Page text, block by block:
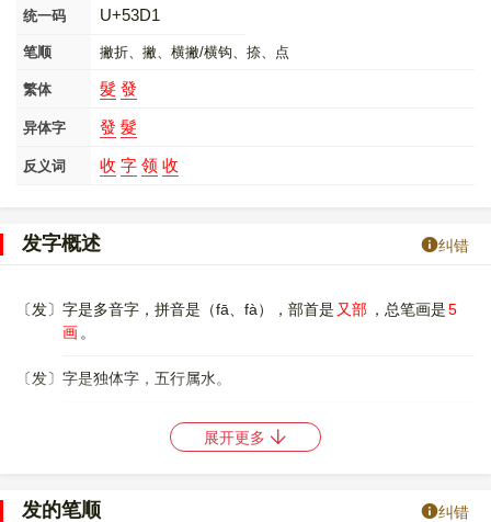
统一码 U+53D1
笔顺 撇折、撇、横撇/横钩、捺、点
繁体 髮 發
异体字 發 髮
反义词 收 字 领 收
发字概述 纠错
〔发〕字是多音字，拼音是（fā、fà），部首是 又部 ，总笔画是5
画 。
〔发〕字是独体字，五行属水。
〔发〕字造字法是形声。本义是放箭。
展开更多
发的笔顺 纠错